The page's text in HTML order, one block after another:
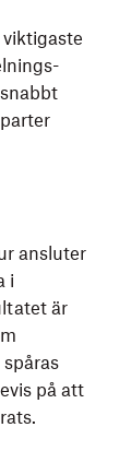
ansluter
i
är
på att